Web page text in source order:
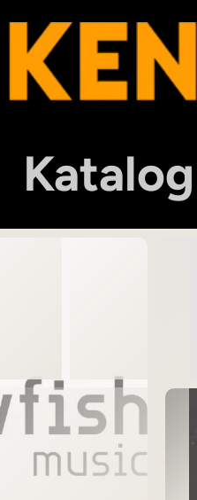
Katalog